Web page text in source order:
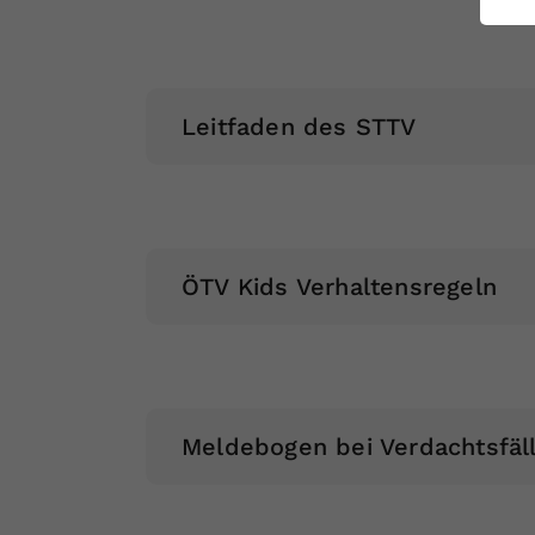
Leitfaden des STTV
ÖTV Kids Verhaltensregeln
Meldebogen bei